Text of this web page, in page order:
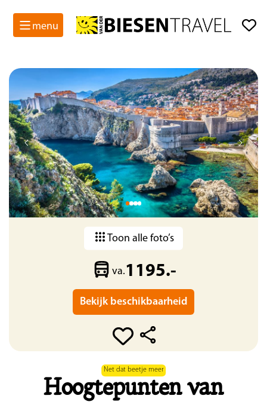
menu
Gegarandeerde data
va.1195.-
Bekijk beschikbaarheid
Toon alle foto’s
Net dat beetje meer
Hoogtepunten van